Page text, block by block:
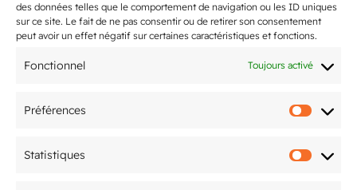
des données telles que le comportement de navigation ou les ID uniques
sur ce site. Le fait de ne pas consentir ou de retirer son consentement
peut avoir un effet négatif sur certaines caractéristiques et fonctions.
Fonctionnel Toujours activé
Préférences
Statistiques
5ème édition du Tournoi National
organisé par le CAM Tennis de Table